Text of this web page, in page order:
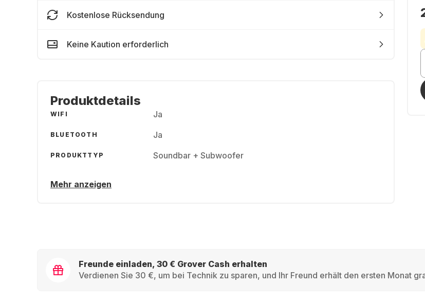
Kostenlose Rücksendung
Keine Kaution erforderlich
Produktdetails
WIFI Ja
BLUETOOTH Ja
PRODUKTTYP Soundbar + Subwoofer
Mehr anzeigen
Freunde einladen, 30 € Grover Cash erhalten
Verdienen Sie 30 €, um bei Technik zu sparen, und Ihr Freund erhält den ersten Monat